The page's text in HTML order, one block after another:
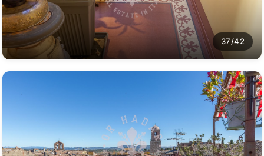
37/42